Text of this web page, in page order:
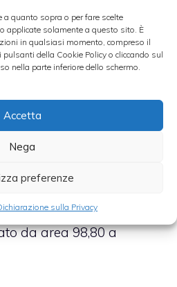
a quanto sopra o per fare scelte
applicate solamente a questo sito. È
in qualsiasi momento, compreso il
della Cookie Policy o cliccando sul
nella parte inferiore dello schermo.
Accetta
Nega
preferenze
sulla Privacy
DAL 2008
mostrando i muscoli
tutte le più importanti
di cambio
sceso fino in area 1,5170,
oltre un mese. Una
– 1,56. E come
dollaro/yen, che in
da area 98,80 a